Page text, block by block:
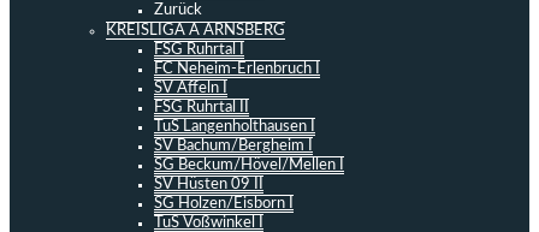
Zurück
KREISLIGA A ARNSBERG
FSG Ruhrtal I
FC Neheim-Erlenbruch I
SV Affeln I
FSG Ruhrtal II
TuS Langenholthausen I
SV Bachum/Bergheim I
SG Beckum/Hövel/Mellen I
SV Hüsten 09 II
SG Holzen/Eisborn I
TuS Voßwinkel I